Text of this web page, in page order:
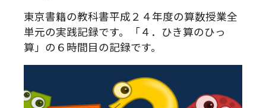
東京書籍の教科書平成２４年度の算数授業全
単元の実践記録です。「４．ひき算のひっ
算」の６時間目の記録です。